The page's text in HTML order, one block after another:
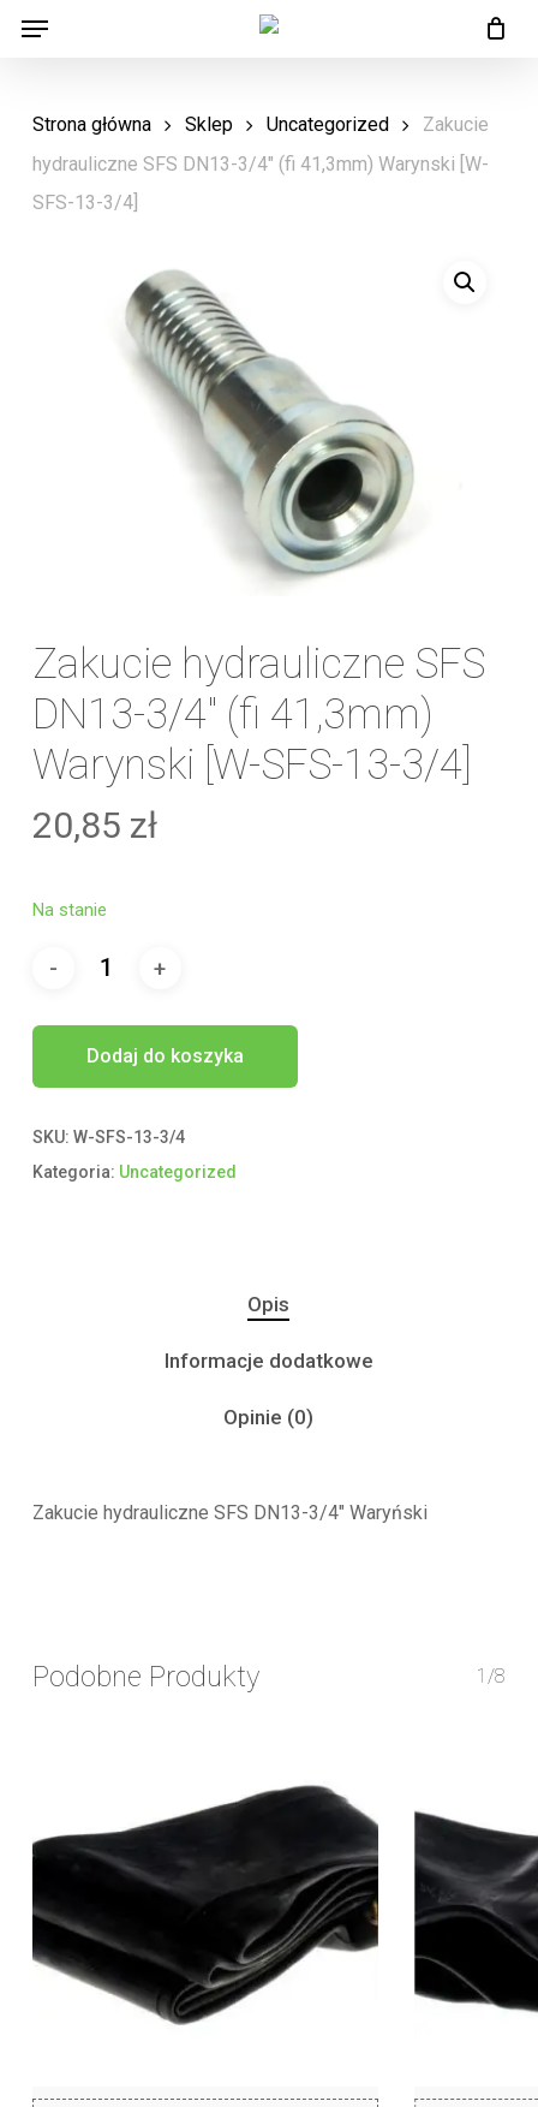
Skip
content
Menu
Strona główna Sklep Uncategorized
Zakucie
hydrauliczne SFS DN13-3/4″ (fi 41,3mm) Warynski [W-
SFS-13-3/4]
Zakucie hydrauliczne SFS
DN13-3/4″ (fi 41,3mm)
Warynski [W-SFS-13-3/4]
20,85 zł
Na stanie
Dodaj do koszyka
SKU: W-SFS-13-3/4
Kategoria: Uncategorized
Opis
Informacje dodatkowe
Opinie (0)
Zakucie hydrauliczne SFS DN13-3/4″ Waryński
Podobne Produkty 1/8
Menu